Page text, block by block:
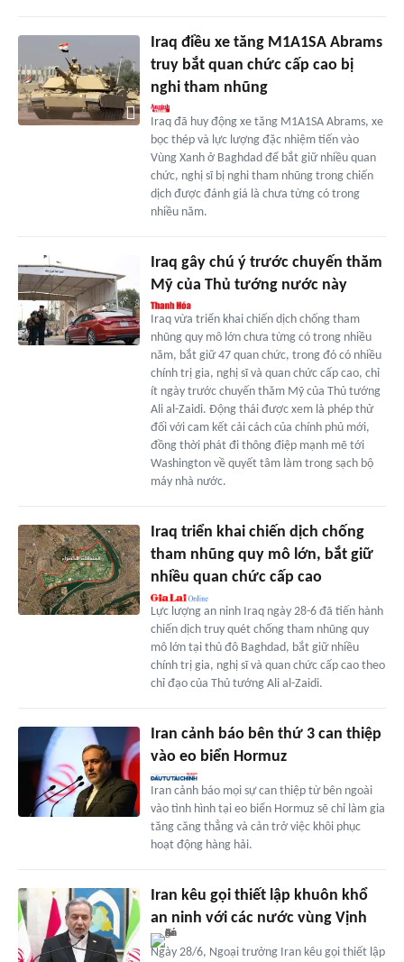
Iraq điều xe tăng M1A1SA Abrams
truy bắt quan chức cấp cao bị
nghi tham nhũng
Iraq đã huy động xe tăng M1A1SA Abrams, xe
bọc thép và lực lượng đặc nhiệm tiến vào
Vùng Xanh ở Baghdad để bắt giữ nhiều quan
chức, nghị sĩ bị nghi tham nhũng trong chiến
dịch được đánh giá là chưa từng có trong
nhiều năm.
Iraq gây chú ý trước chuyến thăm
Mỹ của Thủ tướng nước này
Iraq vừa triển khai chiến dịch chống tham
nhũng quy mô lớn chưa từng có trong nhiều
năm, bắt giữ 47 quan chức, trong đó có nhiều
chính trị gia, nghị sĩ và quan chức cấp cao, chỉ
ít ngày trước chuyến thăm Mỹ của Thủ tướng
Ali al-Zaidi. Động thái được xem là phép thử
đối với cam kết cải cách của chính phủ mới,
đồng thời phát đi thông điệp mạnh mẽ tới
Washington về quyết tâm làm trong sạch bộ
máy nhà nước.
Iraq triển khai chiến dịch chống
tham nhũng quy mô lớn, bắt giữ
nhiều quan chức cấp cao
Lực lượng an ninh Iraq ngày 28-6 đã tiến hành
chiến dịch truy quét chống tham nhũng quy
mô lớn tại thủ đô Baghdad, bắt giữ nhiều
chính trị gia, nghị sĩ và quan chức cấp cao theo
chỉ đạo của Thủ tướng Ali al-Zaidi.
Iran cảnh báo bên thứ 3 can thiệp
vào eo biển Hormuz
Iran cảnh báo mọi sự can thiệp từ bên ngoài
vào tình hình tại eo biển Hormuz sẽ chỉ làm gia
tăng căng thẳng và cản trở việc khôi phục
hoạt động hàng hải.
Iran kêu gọi thiết lập khuôn khổ
an ninh với các nước vùng Vịnh
Ngày 28/6, Ngoại trưởng Iran kêu gọi thiết lập